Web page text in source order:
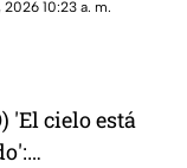
Unidos
que transitaba
10:23 a. m.
'El cielo está